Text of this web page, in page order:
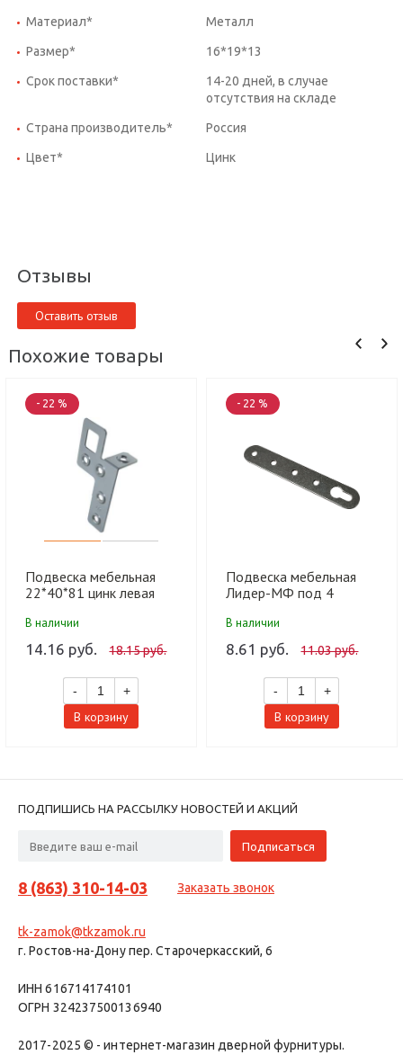
Материал* Металл
Размер* 16*19*13
Срок поставки*
14-20 дней, в случае
отсутствия на складе
Страна производитель* Россия
Цвет* Цинк
Отзывы
Оставить отзыв
Похожие товары
- 22 %
Подвеска мебельная
22*40*81 цинк левая
110
В наличии
14.16 руб. 18.15 руб.
- +
В корзину
- 22 %
Подвеска мебельная
Лидер-МФ под 4
В наличии
8.61 руб. 11.03 руб.
- +
В корзину
ПОДПИШИСЬ НА РАССЫЛКУ НОВОСТЕЙ И АКЦИЙ
8 (863) 310-14-03 Заказать звонок
tk-zamok@tkzamok.ru
г. Ростов-на-Дону пер. Старочеркасский, 6
ИНН 616714174101
ОГРН 324237500136940
2017-2025 © - интернет-магазин дверной фурнитуры.